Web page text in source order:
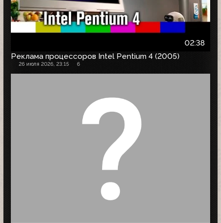
02:38
Реклама процессоров Intel Pentium 4 (2005)
26 июля 2026, 23:15 6